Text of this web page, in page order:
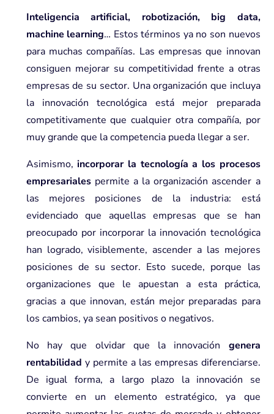
Inteligencia artificial, robotización, big data,
machine learning… Estos términos ya no son nuevos
para muchas compañías. Las empresas que innovan
consiguen mejorar su competitividad frente a otras
empresas de su sector. Una organización que incluya
la innovación tecnológica está mejor preparada
competitivamente que cualquier otra compañía, por
muy grande que la competencia pueda llegar a ser.
Asimismo,incorporar la tecnología a los procesos
empresarialespermite a la organización ascender a
las mejores posiciones de la industria: está
evidenciado que aquellas empresas que se han
preocupado por incorporar la innovación tecnológica
han logrado, visiblemente, ascender a las mejores
posiciones de su sector. Esto sucede, porque las
organizaciones que le apuestan a esta práctica,
gracias a que innovan, están mejor preparadas para
los cambios, ya sean positivos o negativos.
No hay que olvidar que la innovación genera
rentabilidad y permite a las empresas diferenciarse.
De igual forma, a largo plazo la innovación se
convierte en un elemento estratégico, ya que